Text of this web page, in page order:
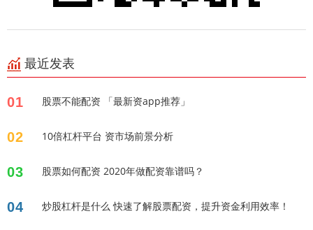
最近发表
01 股票不能配资 「最新资app推荐」
02 10倍杠杆平台 资市场前景分析
03 股票如何配资 2020年做配资靠谱吗？
04 炒股杠杆是什么 快速了解股票配资，提升资金利用效率！